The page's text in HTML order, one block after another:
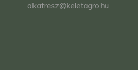
alkatresz@keletagro.hu